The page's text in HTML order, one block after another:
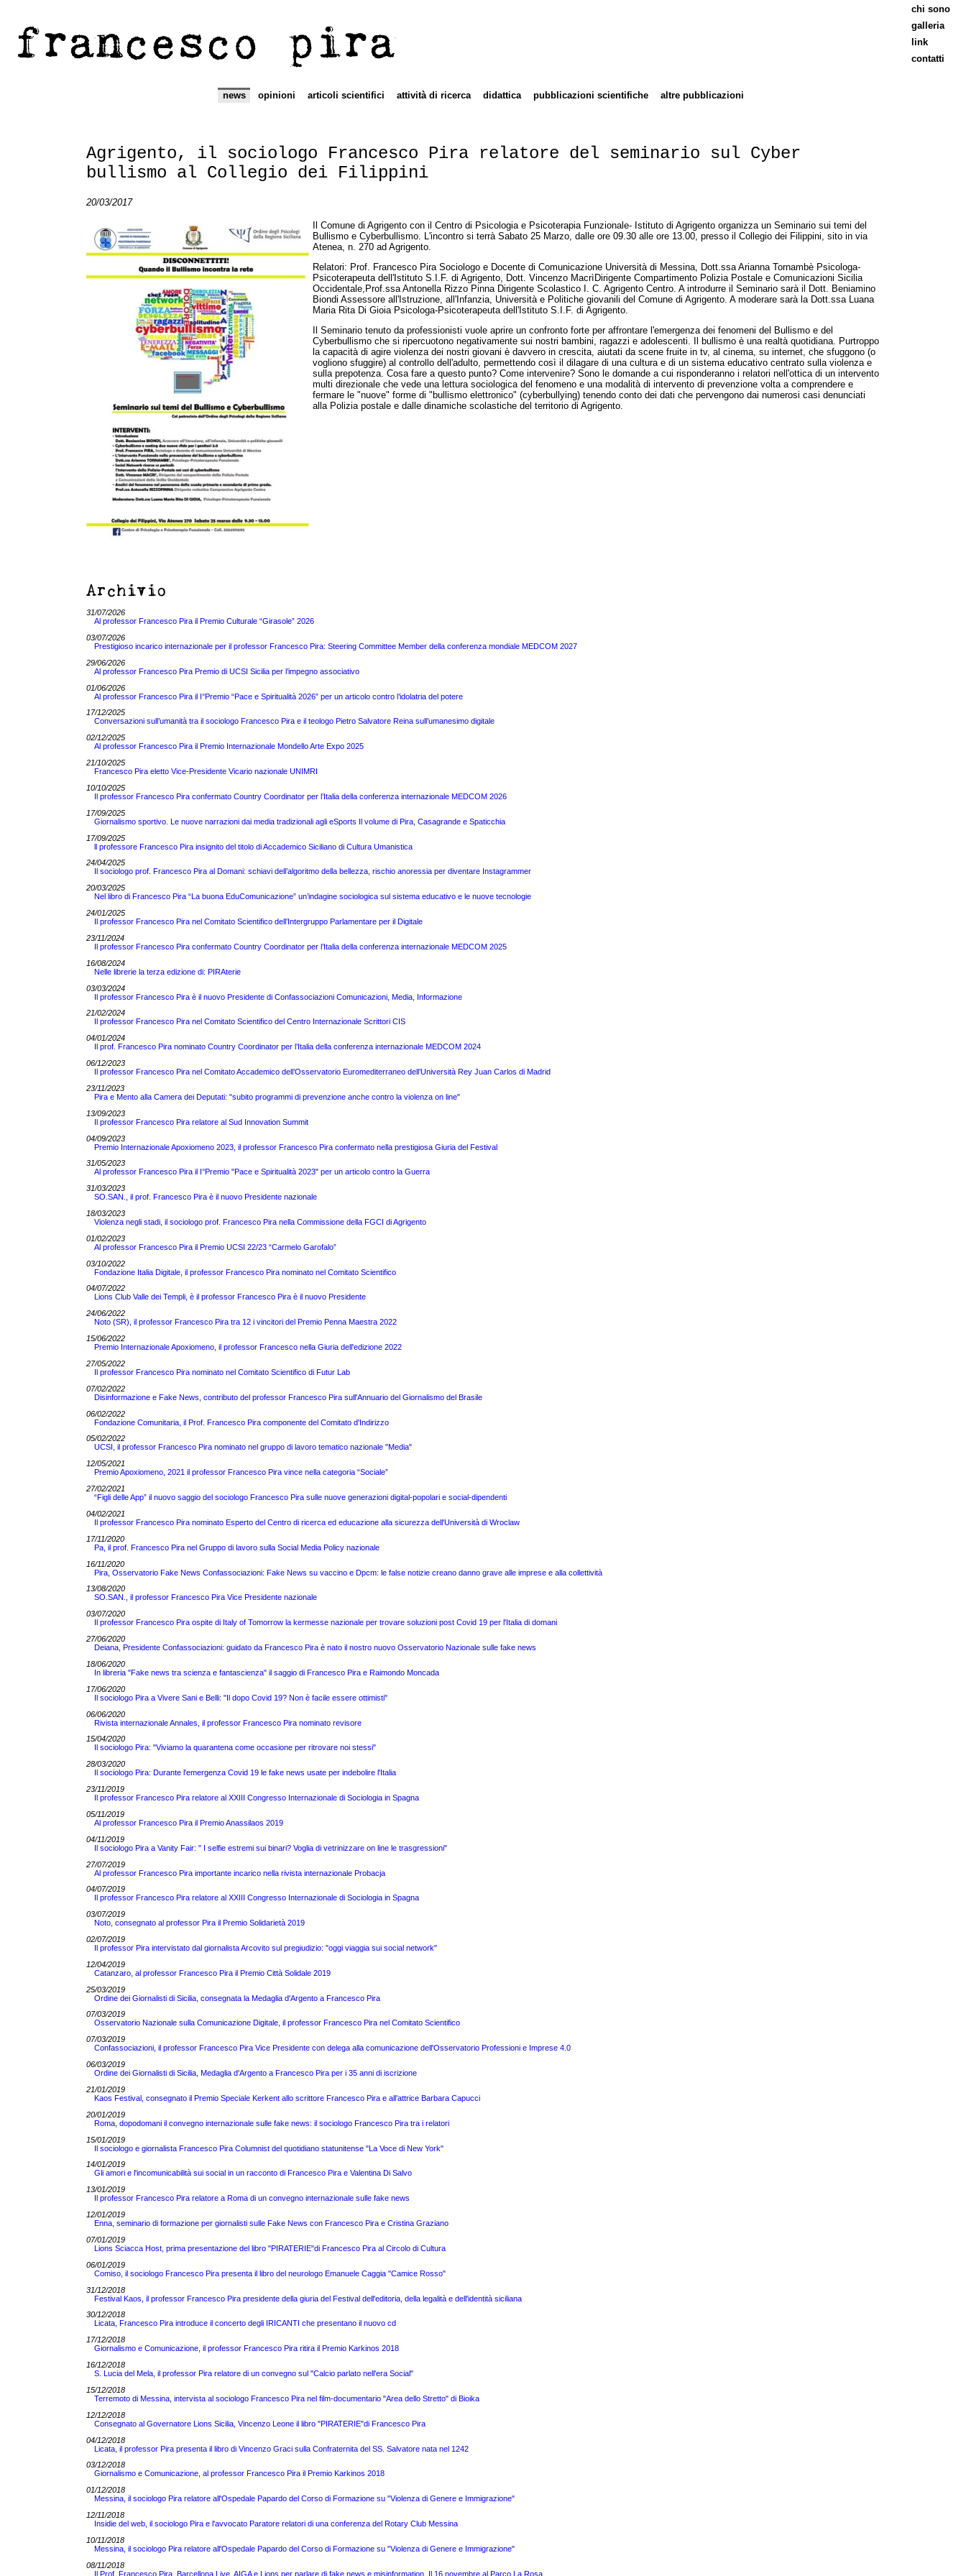
francesco pira
chi sono
galleria
link
contatti
news opinioni articoli scientifici attività di ricerca didattica pubblicazioni scientifiche altre pubblicazioni
Agrigento, il sociologo Francesco Pira relatore del seminario sul Cyber
bullismo al Collegio dei Filippini
20/03/2017
Il Comune di Agrigento con il Centro di Psicologia e Psicoterapia Funzionale- Istituto di Agrigento organizza un Seminario sui temi del
Bullismo e Cyberbullismo. L'incontro si terrà Sabato 25 Marzo, dalle ore 09.30 alle ore 13.00, presso il Collegio dei Filippini, sito in via
Atenea, n. 270 ad Agrigento.
Relatori: Prof. Francesco Pira Sociologo e Docente di Comunicazione Università di Messina, Dott.ssa Arianna Tornambè Psicologa-
Psicoterapeuta dell'Istituto S.I.F. di Agrigento, Dott. Vincenzo MacrìDirigente Compartimento Polizia Postale e Comunicazioni Sicilia
Occidentale,Prof.ssa Antonella Rizzo Pinna Dirigente Scolastico I. C. Agrigento Centro. A introdurre il Seminario sarà il Dott. Beniamino
Biondi Assessore all'Istruzione, all'Infanzia, Università e Politiche giovanili del Comune di Agrigento. A moderare sarà la Dott.ssa Luana
Maria Rita Di Gioia Psicologa-Psicoterapeuta dell'Istituto S.I.F. di Agrigento.
Il Seminario tenuto da professionisti vuole aprire un confronto forte per affrontare l'emergenza dei fenomeni del Bullismo e del
Cyberbullismo che si ripercuotono negativamente sui nostri bambini, ragazzi e adolescenti. Il bullismo è una realtà quotidiana. Purtroppo
la capacità di agire violenza dei nostri giovani è davvero in crescita, aiutati da scene fruite in tv, al cinema, su internet, che sfuggono (o
vogliono sfuggire) al controllo dell'adulto, permettendo così il dilagare di una cultura e di un sistema educativo centrato sulla violenza e
sulla prepotenza. Cosa fare a questo punto? Come intervenire? Sono le domande a cui risponderanno i relatori nell'ottica di un intervento
multi direzionale che vede una lettura sociologica del fenomeno e una modalità di intervento di prevenzione volta a comprendere e
fermare le "nuove" forme di "bullismo elettronico" (cyberbullying) tenendo conto dei dati che pervengono dai numerosi casi denunciati
alla Polizia postale e dalle dinamiche scolastiche del territorio di Agrigento.
Archivio
31/07/2026
Al professor Francesco Pira il Premio Culturale “Girasole” 2026
03/07/2026
Prestigioso incarico internazionale per il professor Francesco Pira: Steering Committee Member della conferenza mondiale MEDCOM 2027
29/06/2026
Al professor Francesco Pira Premio di UCSI Sicilia per l’impegno associativo
01/06/2026
Al professor Francesco Pira il I°Premio “Pace e Spiritualità 2026” per un articolo contro l’idolatria del potere
17/12/2025
Conversazioni sull’umanità tra il sociologo Francesco Pira e il teologo Pietro Salvatore Reina sull’umanesimo digitale
02/12/2025
Al professor Francesco Pira il Premio Internazionale Mondello Arte Expo 2025
21/10/2025
Francesco Pira eletto Vice-Presidente Vicario nazionale UNIMRI
10/10/2025
Il professor Francesco Pira confermato Country Coordinator per l’Italia della conferenza internazionale MEDCOM 2026
17/09/2025
Giornalismo sportivo. Le nuove narrazioni dai media tradizionali agli eSports Il volume di Pira, Casagrande e Spaticchia
17/09/2025
ll professore Francesco Pira insignito del titolo di Accademico Siciliano di Cultura Umanistica
24/04/2025
Il sociologo prof. Francesco Pira al Domani: schiavi dell’algoritmo della bellezza, rischio anoressia per diventare Instagrammer
20/03/2025
Nel libro di Francesco Pira “La buona EduComunicazione” un’indagine sociologica sul sistema educativo e le nuove tecnologie
24/01/2025
Il professor Francesco Pira nel Comitato Scientifico dell’Intergruppo Parlamentare per il Digitale
23/11/2024
Il professor Francesco Pira confermato Country Coordinator per l’Italia della conferenza internazionale MEDCOM 2025
16/08/2024
Nelle librerie la terza edizione di: PIRAterie
03/03/2024
Il professor Francesco Pira è il nuovo Presidente di Confassociazioni Comunicazioni, Media, Informazione
21/02/2024
Il professor Francesco Pira nel Comitato Scientifico del Centro Internazionale Scrittori CIS
04/01/2024
Il prof. Francesco Pira nominato Country Coordinator per l’Italia della conferenza internazionale MEDCOM 2024
06/12/2023
Il professor Francesco Pira nel Comitato Accademico dell’Osservatorio Euromediterraneo dell’Università Rey Juan Carlos di Madrid
23/11/2023
Pira e Mento alla Camera dei Deputati: "subito programmi di prevenzione anche contro la violenza on line"
13/09/2023
Il professor Francesco Pira relatore al Sud Innovation Summit
04/09/2023
Premio Internazionale Apoxiomeno 2023, il professor Francesco Pira confermato nella prestigiosa Giuria del Festival
31/05/2023
Al professor Francesco Pira il I°Premio "Pace e Spiritualità 2023" per un articolo contro la Guerra
31/03/2023
SO.SAN., il prof. Francesco Pira è il nuovo Presidente nazionale
18/03/2023
Violenza negli stadi, il sociologo prof. Francesco Pira nella Commissione della FGCI di Agrigento
01/02/2023
Al professor Francesco Pira il Premio UCSI 22/23 “Carmelo Garofalo”
03/10/2022
Fondazione Italia Digitale, il professor Francesco Pira nominato nel Comitato Scientifico
04/07/2022
Lions Club Valle dei Templi, è il professor Francesco Pira è il nuovo Presidente
24/06/2022
Noto (SR), il professor Francesco Pira tra 12 i vincitori del Premio Penna Maestra 2022
15/06/2022
Premio Internazionale Apoxiomeno, il professor Francesco nella Giuria dell'edizione 2022
27/05/2022
Il professor Francesco Pira nominato nel Comitato Scientifico di Futur Lab
07/02/2022
Disinformazione e Fake News, contributo del professor Francesco Pira sull'Annuario del Giornalismo del Brasile
06/02/2022
Fondazione Comunitaria, il Prof. Francesco Pira componente del Comitato d'Indirizzo
05/02/2022
UCSI, il professor Francesco Pira nominato nel gruppo di lavoro tematico nazionale "Media"
12/05/2021
Premio Apoxiomeno, 2021 il professor Francesco Pira vince nella categoria “Sociale”
27/02/2021
“Figli delle App” il nuovo saggio del sociologo Francesco Pira sulle nuove generazioni digital-popolari e social-dipendenti
04/02/2021
Il professor Francesco Pira nominato Esperto del Centro di ricerca ed educazione alla sicurezza dell'Università di Wroclaw
17/11/2020
Pa, il prof. Francesco Pira nel Gruppo di lavoro sulla Social Media Policy nazionale
16/11/2020
Pira, Osservatorio Fake News Confassociazioni: Fake News su vaccino e Dpcm: le false notizie creano danno grave alle imprese e alla collettività
13/08/2020
SO.SAN., il professor Francesco Pira Vice Presidente nazionale
03/07/2020
Il professor Francesco Pira ospite di Italy of Tomorrow la kermesse nazionale per trovare soluzioni post Covid 19 per l'Italia di domani
27/06/2020
Deiana, Presidente Confassociazioni: guidato da Francesco Pira è nato il nostro nuovo Osservatorio Nazionale sulle fake news
18/06/2020
In libreria "Fake news tra scienza e fantascienza" il saggio di Francesco Pira e Raimondo Moncada
17/06/2020
Il sociologo Pira a Vivere Sani e Belli: "Il dopo Covid 19? Non è facile essere ottimisti"
06/06/2020
Rivista internazionale Annales, il professor Francesco Pira nominato revisore
15/04/2020
Il sociologo Pira: "Viviamo la quarantena come occasione per ritrovare noi stessi"
28/03/2020
Il sociologo Pira: Durante l'emergenza Covid 19 le fake news usate per indebolire l'Italia
23/11/2019
Il professor Francesco Pira relatore al XXIII Congresso Internazionale di Sociologia in Spagna
05/11/2019
Al professor Francesco Pira il Premio Anassilaos 2019
04/11/2019
Il sociologo Pira a Vanity Fair: " I selfie estremi sui binari? Voglia di vetrinizzare on line le trasgressioni"
27/07/2019
Al professor Francesco Pira importante incarico nella rivista internazionale Probacja
04/07/2019
Il professor Francesco Pira relatore al XXIII Congresso Internazionale di Sociologia in Spagna
03/07/2019
Noto, consegnato al professor Pira il Premio Solidarietà 2019
02/07/2019
Il professor Pira intervistato dal giornalista Arcovito sul pregiudizio: "oggi viaggia sui social network"
12/04/2019
Catanzaro, al professor Francesco Pira il Premio Città Solidale 2019
25/03/2019
Ordine dei Giornalisti di Sicilia, consegnata la Medaglia d'Argento a Francesco Pira
07/03/2019
Osservatorio Nazionale sulla Comunicazione Digitale, il professor Francesco Pira nel Comitato Scientifico
07/03/2019
Confassociazioni, il professor Francesco Pira Vice Presidente con delega alla comunicazione dell'Osservatorio Professioni e Imprese 4.0
06/03/2019
Ordine dei Giornalisti di Sicilia, Medaglia d'Argento a Francesco Pira per i 35 anni di iscrizione
21/01/2019
Kaos Festival, consegnato il Premio Speciale Kerkent allo scrittore Francesco Pira e all’attrice Barbara Capucci
20/01/2019
Roma, dopodomani il convegno internazionale sulle fake news: il sociologo Francesco Pira tra i relatori
15/01/2019
Il sociologo e giornalista Francesco Pira Columnist del quotidiano statunitense "La Voce di New York"
14/01/2019
Gli amori e l'incomunicabilità sui social in un racconto di Francesco Pira e Valentina Di Salvo
13/01/2019
Il professor Francesco Pira relatore a Roma di un convegno internazionale sulle fake news
12/01/2019
Enna, seminario di formazione per giornalisti sulle Fake News con Francesco Pira e Cristina Graziano
07/01/2019
Lions Sciacca Host, prima presentazione del libro "PIRATERIE"di Francesco Pira al Circolo di Cultura
06/01/2019
Comiso, il sociologo Francesco Pira presenta il libro del neurologo Emanuele Caggia "Camice Rosso"
31/12/2018
Festival Kaos, il professor Francesco Pira presidente della giuria del Festival dell'editoria, della legalità e dell'identità siciliana
30/12/2018
Licata, Francesco Pira introduce il concerto degli IRICANTI che presentano il nuovo cd
17/12/2018
Giornalismo e Comunicazione, il professor Francesco Pira ritira il Premio Karkinos 2018
16/12/2018
S. Lucia del Mela, il professor Pira relatore di un convegno sul "Calcio parlato nell'era Social"
15/12/2018
Terremoto di Messina, intervista al sociologo Francesco Pira nel film-documentario "Area dello Stretto" di Bioika
12/12/2018
Consegnato al Governatore Lions Sicilia, Vincenzo Leone il libro "PIRATERIE"di Francesco Pira
04/12/2018
Licata, il professor Pira presenta il libro di Vincenzo Graci sulla Confraternita del SS. Salvatore nata nel 1242
03/12/2018
Giornalismo e Comunicazione, al professor Francesco Pira il Premio Karkinos 2018
01/12/2018
Messina, il sociologo Pira relatore all'Ospedale Papardo del Corso di Formazione su "Violenza di Genere e Immigrazione"
12/11/2018
Insidie del web, il sociologo Pira e l'avvocato Paratore relatori di una conferenza del Rotary Club Messina
10/11/2018
Messina, il sociologo Pira relatore all'Ospedale Papardo del Corso di Formazione su "Violenza di Genere e Immigrazione"
08/11/2018
Il Prof. Francesco Pira, Barcellona Live, AIGA e Lions per parlare di fake news e misinformation. Il 16 novembre al Parco La Rosa